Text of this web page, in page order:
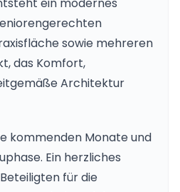
ein modernes
sowie mehreren
das Komfort,
Architektur
kommenden Monate und
Ein herzliches
für die